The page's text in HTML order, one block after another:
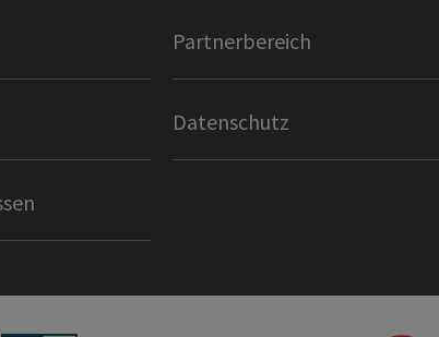
Partnerbereich
Datenschutz